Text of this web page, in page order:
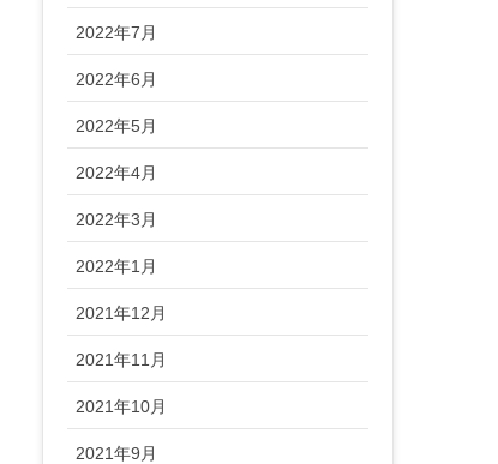
2022年7月
2022年6月
2022年5月
2022年4月
2022年3月
2022年1月
2021年12月
2021年11月
2021年10月
2021年9月